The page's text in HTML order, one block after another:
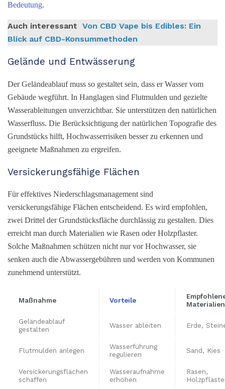
Bedeutung.
Auch interessant Von CBD Vape bis Edibles: Ein
Blick auf CBD-Konsummethoden
Gelände und Entwässerung
Der Geländeablauf muss so gestaltet sein, dass er Wasser vom
Gebäude wegführt. In Hanglagen sind Flutmulden und gezielte
Wasserableitungen unverzichtbar. Sie unterstützen den natürlichen
Wasserfluss. Die Berücksichtigung der natürlichen Topografie des
Grundstücks hilft, Hochwasserrisiken besser zu erkennen und
geeignete Maßnahmen zu ergreifen.
Versickerungsfähige Flächen
Für effektives Niederschlagsmanagement sind
versickerungsfähige Flächen entscheidend. Es wird empfohlen,
zwei Drittel der Grundstücksfläche durchlässig zu gestalten. Dies
erreicht man durch Materialien wie Rasen oder Holzpflaster.
Solche Maßnahmen schützen nicht nur vor Hochwasser, sie
senken auch die Abwassergebühren und werden von Kommunen
zunehmend unterstützt.
Maßnahme Vorteile
Materialien
Geländeablauf
gestalten
Wasser ableiten Erde,
Flutmulden anlegen
Wasserführung
regulieren
Sand, Kies
Versickerungsflächen
schaffen
Wasseraufnahme
erhöhen
Rasen,